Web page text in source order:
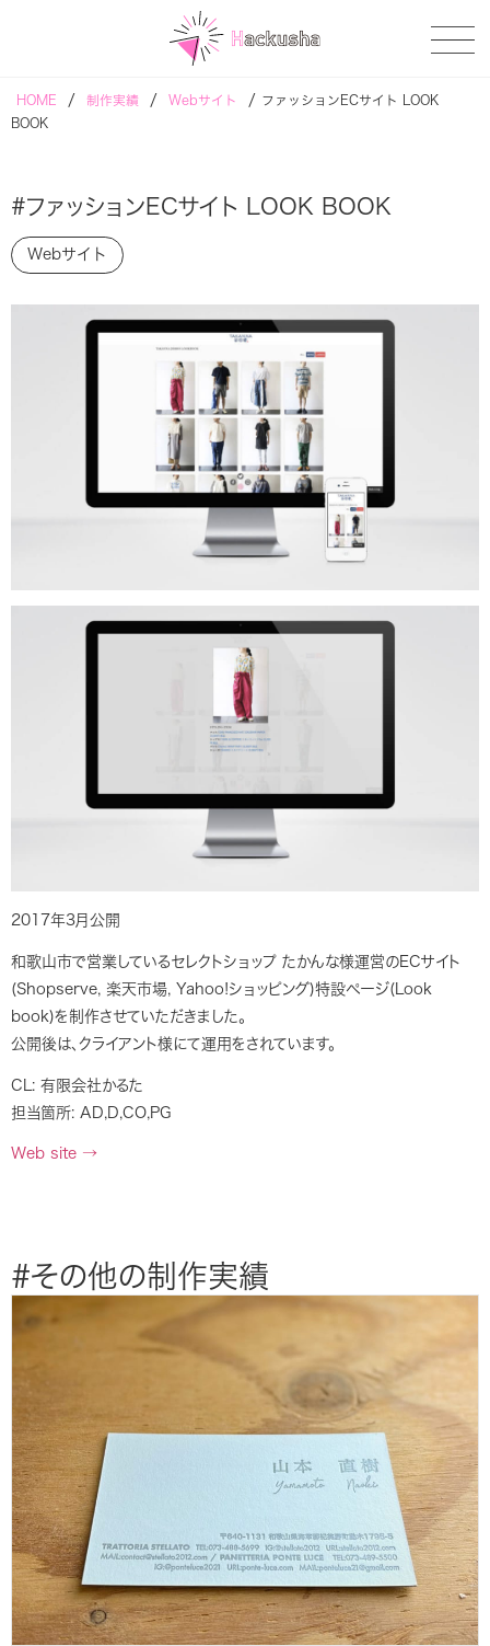
HOME / 制作実績 / Webサイト /
ファッションECサイト LOOK
BOOK
#ファッションECサイト LOOK BOOK
Webサイト
2017年3月公開
和歌山市で営業しているセレクトショップ たかんな様運営のECサイト
(Shopserve, 楽天市場, Yahoo!ショッピング)特設ページ(Look
book)を制作させていただきました。
公開後は、クライアント様にて運用をされています。
CL: 有限会社かるた
担当箇所: AD,D,CO,PG
Web site →
#その他の制作実績